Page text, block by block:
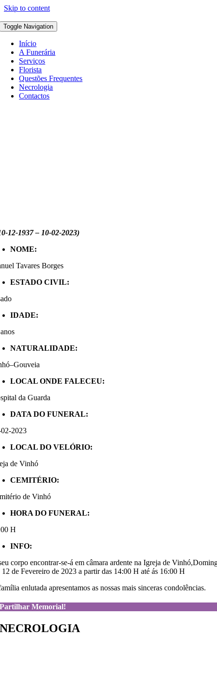
Skip to content
Toggle Navigation
Início
A Funerária
Serviços
Florista
Questões Frequentes
Necrologia
Contactos
12-1937 – 10-02-2023)
NOME:
Tavares Borges
ESTADO CIVIL:
IDADE:
NATURALIDADE:
LOCAL ONDE FALECEU:
da Guarda
DATA DO FUNERAL:
2023
LOCAL DO VELÓRIO:
de Vinhó
CEMITÉRIO:
de Vinhó
HORA DO FUNERAL:
H
INFO:
corpo encontrar-se-á em câmara ardente na Igreja de
12 de Fevereiro de 2023 a partir das 14:00 H até ás 16:00 H
enlutada apresentamos as nossas mais sinceras condolências.
Partilhar Memorial!
NECROLOGIA